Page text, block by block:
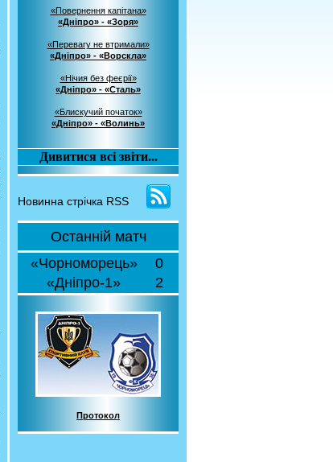
«Повернення капітана»
«Дніпро» - «Зоря»
«Перевагу не втримали»
«Дніпро» - «Ворскла»
«Нічия без феєрії»
«Дніпро» - «Сталь»
«Блискучий початок»
«Дніпро» - «Волинь»
Дивитися всі звіти...
Новинна стрічка RSS
Останній матч
«Чорноморець»
0
«Дніпро-1»
2
Протокол